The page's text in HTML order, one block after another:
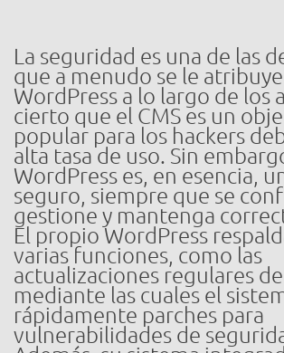
La seguridad es una de las
que a menudo se le
WordPress a lo largo de los
cierto que el CMS es un
popular para los hackers
alta tasa de uso. Sin
WordPress es, en esencia,
seguro, siempre que se
gestione y mantenga
El propio WordPress
varias funciones, como las
actualizaciones regulares
mediante las cuales el
rápidamente parches para
vulnerabilidades de